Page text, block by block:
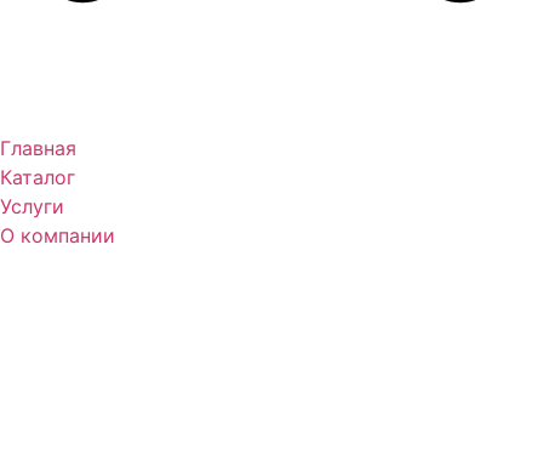
Главная
Каталог
Услуги
О компании